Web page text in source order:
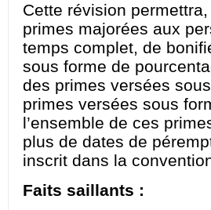
Cette révision
primes majorées aux
temps complet, de
sous forme de
des primes versées
primes versées sous
l’ensemble de ces
plus de dates de
inscrit dans la
Faits saillants :